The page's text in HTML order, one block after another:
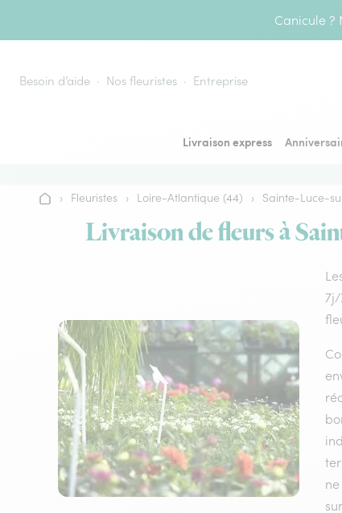
Canicule ?
Besoin d’aide Nos fleuristes Entreprise
Livraison express
Accueil
› Fleuristes › Loire-Atlantique (44) › Sainte-Luce-
Livraison de fleurs à